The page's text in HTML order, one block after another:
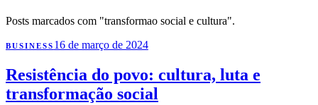
Posts marcados com "transformao social e cultura".
BUSINESS 16 de março de 2024
Resistência do povo: cultura, luta e
transformação social